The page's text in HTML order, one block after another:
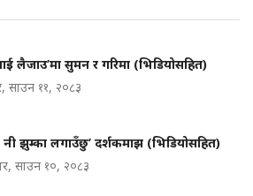
लैजाउ’मा सुमन र गरिमा (भिडियोसहित)
साउन ११, २०८३
झुम्का लगाउँछु’ दर्शकमाझ (भिडियोसहित)
साउन १०, २०८३